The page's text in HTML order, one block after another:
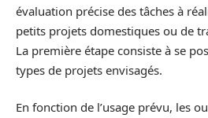
évaluation précise des tâches à
petits projets domestiques ou de
La première étape consiste à se
types de projets envisagés.
En fonction de l’usage prévu, les